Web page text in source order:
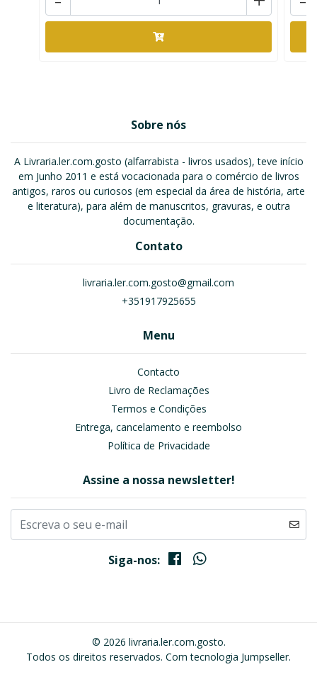
Sobre nós
A Livraria.ler.com.gosto (alfarrabista - livros usados), teve início
em Junho 2011 e está vocacionada para o comércio de livros
antigos, raros ou curiosos (em especial da área de história, arte
e literatura), para além de manuscritos, gravuras, e outra
documentação.
Contato
livraria.ler.com.gosto@gmail.com
+351917925655
Menu
Contacto
Livro de Reclamações
Termos e Condições
Entrega, cancelamento e reembolso
Política de Privacidade
Assine a nossa newsletter!
Siga-nos:
© 2026 livraria.ler.com.gosto.
Todos os direitos reservados. Com tecnologia Jumpseller.